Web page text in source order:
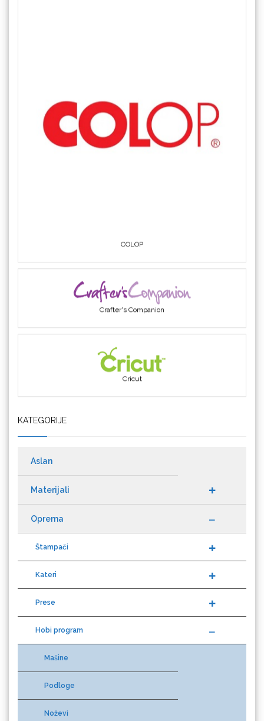
COLOP
Crafter's Companion
Cricut
KATEGORIJE
Aslan
Materijali
Oprema
Štampači
Kateri
Prese
Hobi program
Mašine
Podloge
Noževi